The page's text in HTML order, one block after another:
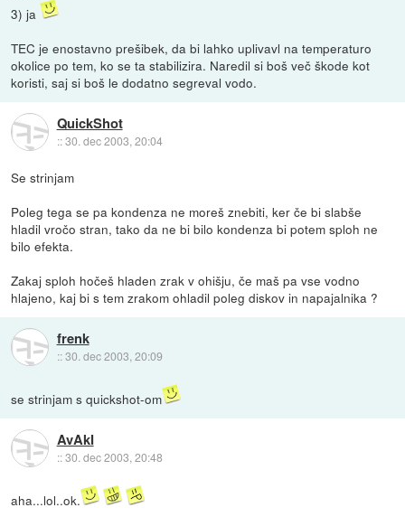
3) ja
TEC je enostavno prešibek, da bi lahko uplivavl na temperaturo
okolice po tem, ko se ta stabilizira. Naredil si boš več škode kot
koristi, saj si boš le dodatno segreval vodo.
QuickShot
::30. dec 2003, 20:04
Se strinjam
Poleg tega se pa kondenza ne moreš znebiti, ker če bi slabše
hladil vročo stran, tako da ne bi bilo kondenza bi potem sploh ne
bilo efekta.
Zakaj sploh hočeš hladen zrak v ohišju, če maš pa vse vodno
hlajeno, kaj bi s tem zrakom ohladil poleg diskov in napajalnika ?
frenk
::30. dec 2003, 20:09
se strinjam s quickshot-om
AvAkI
::30. dec 2003, 20:48
aha...lol..ok.